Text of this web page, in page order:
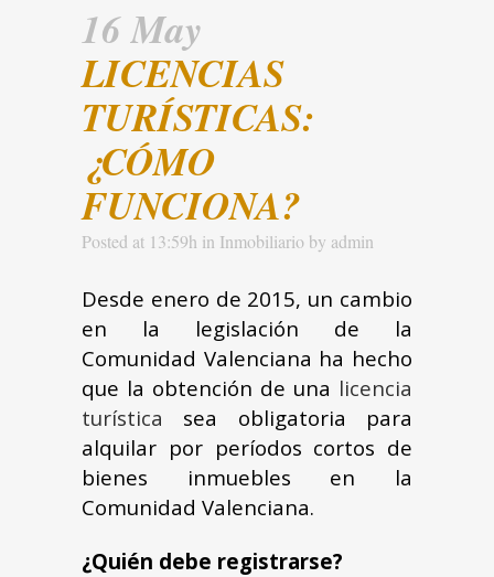
16 May
LICENCIAS
TURÍSTICAS:
¿CÓMO
FUNCIONA?
Posted at 13:59h in Inmobiliario by admin
Desde enero de 2015, un cambio
en la legislación de la
Comunidad Valenciana ha hecho
que la obtención de una licencia
turística sea obligatoria para
alquilar por períodos cortos de
bienes inmuebles en la
Comunidad Valenciana.
¿Quién debe registrarse?